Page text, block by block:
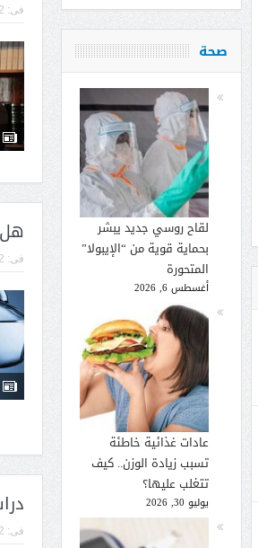
فى:
فى:
فى:
صحة
لقاح روسي جديد يبشر
بحماية قوية من “الإيبولا”
المتحورة
أغسطس 6, 2026
عادات غذائية خاطئة
تسبب زيادة الوزن.. كيف
تتغلب عليها؟
يوليو 30, 2026